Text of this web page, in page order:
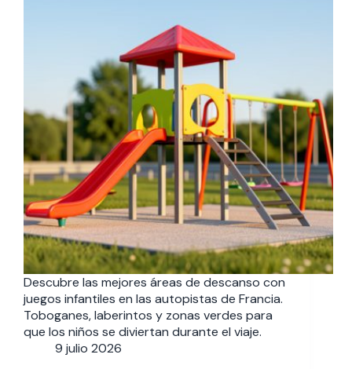
Descubre las mejores áreas de descanso con
juegos infantiles en las autopistas de Francia.
Toboganes, laberintos y zonas verdes para
que los niños se diviertan durante el viaje.
9 julio 2026